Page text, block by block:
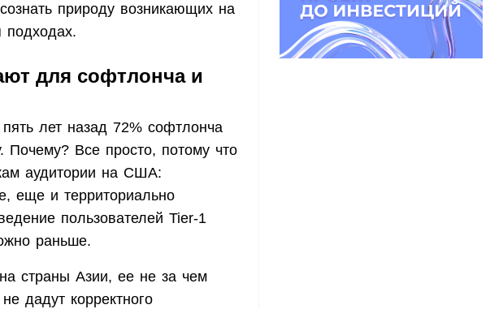
природу возникающих на
подходах.
для софтлонча и
лет назад 72% софтлонча
Почему? Все просто, потому что
аудитории на США:
еще и территориально
пользователей Tier-1
раньше.
страны Азии, ее не за чем
дадут корректного